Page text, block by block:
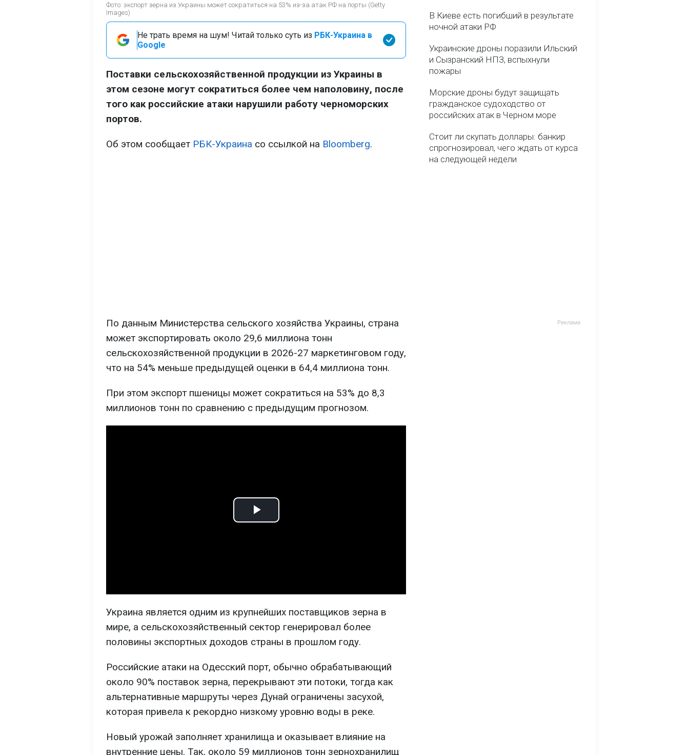
Фото: экспорт зерна из Украины может сократиться на 53% из-за атак РФ на порты (Getty
Images)
Не трать время на шум! Читай только суть из РБК-Украина в
Google
Поставки сельскохозяйственной продукции из Украины в
этом сезоне могут сократиться более чем наполовину, после
того как российские атаки нарушили работу черноморских
портов.
Об этом сообщает РБК-Украина со ссылкой на Bloomberg.
По данным Министерства сельского хозяйства Украины, страна
может экспортировать около 29,6 миллиона тонн
сельскохозяйственной продукции в 2026-27 маркетинговом году,
что на 54% меньше предыдущей оценки в 64,4 миллиона тонн.
При этом экспорт пшеницы может сократиться на 53% до 8,3
миллионов тонн по сравнению с предыдущим прогнозом.
Play
Украина является одним из крупнейших поставщиков зерна в
мире, а сельскохозяйственный сектор генерировал более
половины экспортных доходов страны в прошлом году.
Российские атаки на Одесский порт, обычно обрабатывающий
около 90% поставок зерна, перекрывают эти потоки, тогда как
альтернативные маршруты через Дунай ограничены засухой,
которая привела к рекордно низкому уровню воды в реке.
Новый урожай заполняет хранилища и оказывает влияние на
внутренние цены. Так, около 59 миллионов тонн зернохранилищ
В Киеве есть погибший в результате
ночной атаки РФ
Украинские дроны поразили Ильский
и Сызранский НПЗ, вспыхнули
пожары
Морские дроны будут защищать
гражданское судоходство от
российских атак в Черном море
Стоит ли скупать доллары: банкир
спрогнозировал, чего ждать от курса
на следующей недели